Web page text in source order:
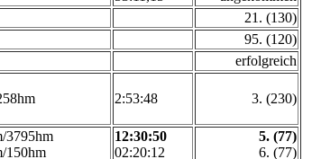
21. (130)
95. (120)
erfolgreich
2:53:48 3. (230)
3795hm
150hm
12:30:50
02:20:12
5. (77)
6. (77)